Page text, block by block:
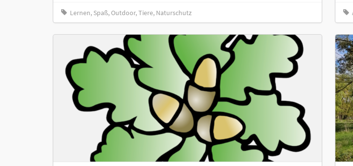
Lernen, Spaß, Outdoor, Tiere, Naturschutz